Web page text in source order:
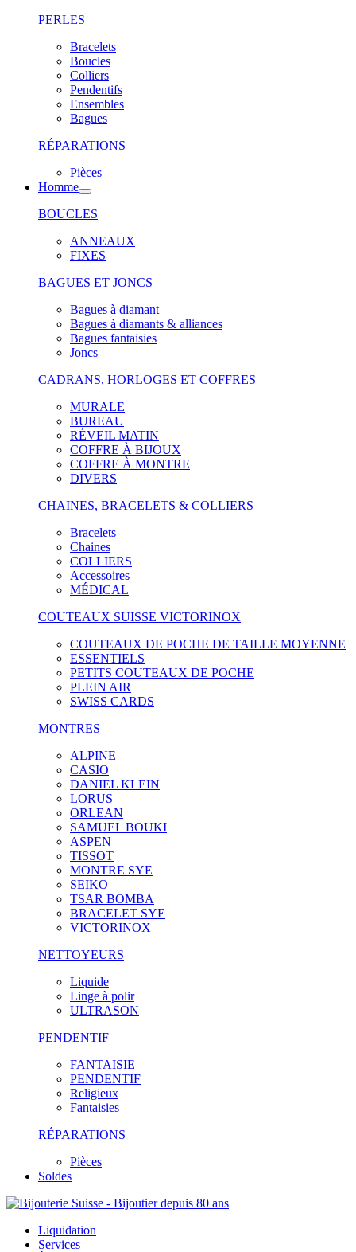
PERLES
Bracelets
Boucles
Colliers
Pendentifs
Ensembles
Bagues
RÉPARATIONS
Pièces
Homme
BOUCLES
ANNEAUX
FIXES
BAGUES ET JONCS
Bagues à diamant
Bagues à diamants & alliances
Bagues fantaisies
Joncs
CADRANS, HORLOGES ET COFFRES
MURALE
BUREAU
RÉVEIL MATIN
COFFRE À BIJOUX
COFFRE À MONTRE
DIVERS
CHAINES, BRACELETS & COLLIERS
Bracelets
Chaines
COLLIERS
Accessoires
MÉDICAL
COUTEAUX SUISSE VICTORINOX
COUTEAUX DE POCHE DE TAILLE MOYENNE
ESSENTIELS
PETITS COUTEAUX DE POCHE
PLEIN AIR
SWISS CARDS
MONTRES
ALPINE
CASIO
DANIEL KLEIN
LORUS
ORLEAN
SAMUEL BOUKI
ASPEN
TISSOT
MONTRE SYE
SEIKO
TSAR BOMBA
BRACELET SYE
VICTORINOX
NETTOYEURS
Liquide
Linge à polir
ULTRASON
PENDENTIF
FANTAISIE
PENDENTIF
Religieux
Fantaisies
RÉPARATIONS
Pièces
Soldes
Liquidation
Services